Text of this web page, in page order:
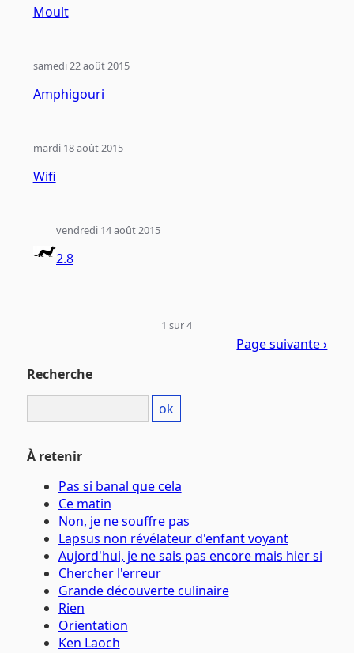
Moult
Amphigouri
samedi 22 août 2015
Wifi
mardi 18 août 2015
2.8
vendredi 14 août 2015
1 sur 4
Page suivante ›
Recherche
À retenir
Pas si banal que cela
Ce matin
Non, je ne souffre pas
Lapsus non révélateur d'enfant voyant
Aujord'hui, je ne sais pas encore mais hier si
Chercher l'erreur
Grande découverte culinaire
Rien
Orientation
Ken Laoch